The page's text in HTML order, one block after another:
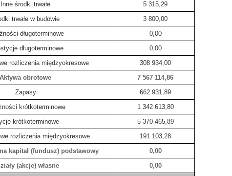
Inne środki trwałe
5 315,29
trwałe w budowie
3 800,00
długoterminowe
0,00
długoterminowe
0,00
rozliczenia międzyokresowe
308 934,00
Aktywa obrotowe
7 567 114,86
Zapasy
662 931,89
krótkoterminowe
1 342 613,80
krótkoterminowe
5 370 465,89
rozliczenia międzyokresowe
191 103,28
kapitał (fundusz) podstawowy
0,00
(akcje) własne
0,00